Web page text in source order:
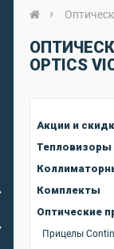
OPTICS
Акции и
Тепловизоры
Комплекты
Оптические
Прицелы